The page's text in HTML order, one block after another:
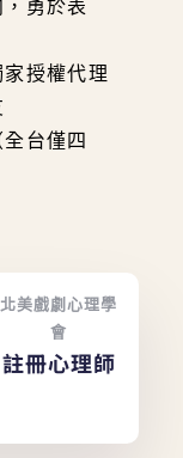
勇於表
授權代理
台僅四
北美戲劇心理學
會
註冊心理師